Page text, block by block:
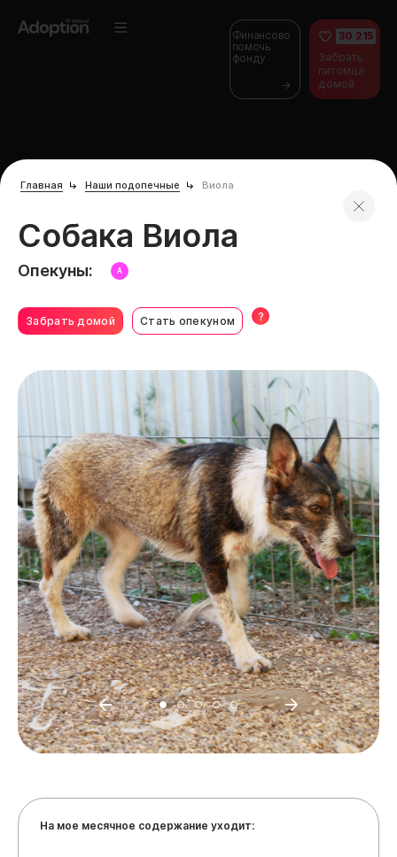
Финансово
помочь
фонду
30 215
Забрать
питомца
домой
Главная Наши подопечные Виола
Собака Виола
Забрать домой Стать опекуном ?
Опекуны: А
На мое месячное содержание уходит: